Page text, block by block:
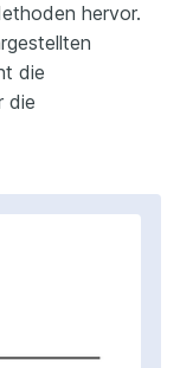
hervor.
die
die